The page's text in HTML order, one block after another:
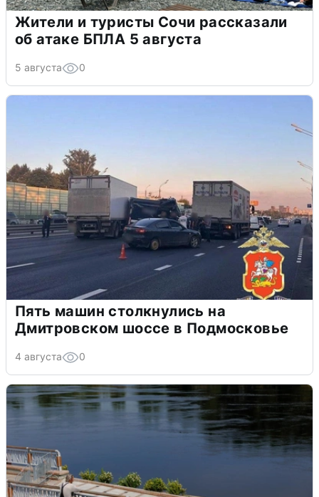
Жители и туристы Сочи рассказали
об атаке БПЛА 5 августа
5 августа 0
Пять машин столкнулись на
Дмитровском шоссе в Подмосковье
4 августа 0